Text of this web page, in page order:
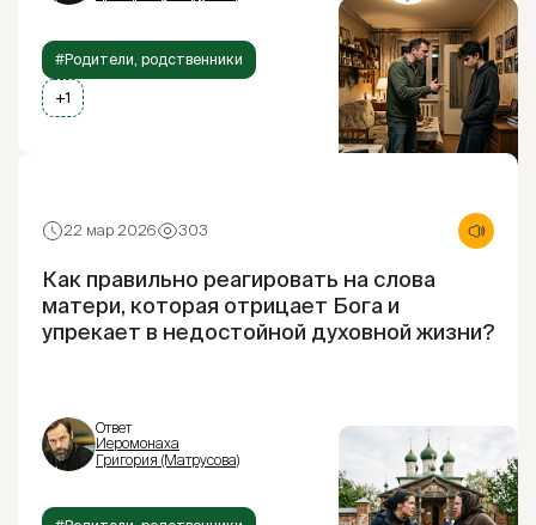
#Родители, родственники
+1
22 мар 2026 303
Как правильно реагировать на слова
матери, которая отрицает Бога и
упрекает в недостойной духовной жизни?
Ответ
Иеромонаха
Григория (Матрусова)